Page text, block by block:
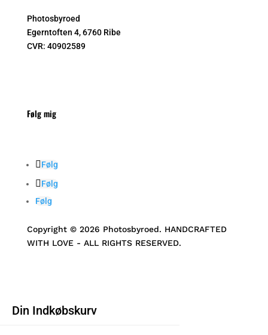
Photosbyroed
Egerntoften 4, 6760 Ribe
CVR: 40902589
Følg mig
Følg
Følg
Følg
Copyright © 2026 Photosbyroed. HANDCRAFTED
WITH LOVE - ALL RIGHTS RESERVED.
Din Indkøbskurv